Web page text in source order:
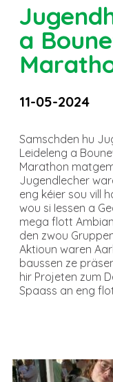
a
11-05-2024
Samschden hu
Leideleng a
Marathon
Jugendlecher
eng kéier sou vill
wou si Iessen a
mega flott
den zwou
Aktioun waren
baussen ze
hir Projeten zum
Spaass an eng